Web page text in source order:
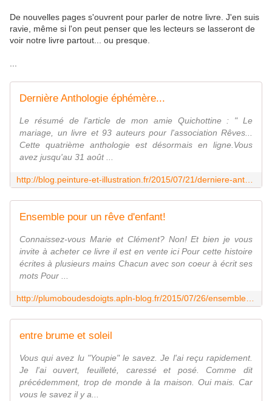
De nouvelles pages s'ouvrent pour parler de notre livre. J'en suis
ravie, même si l'on peut penser que les lecteurs se lasseront de
voir notre livre partout... ou presque.
Dernière Anthologie éphémère...
Le résumé de l'article de mon amie Quichottine : " Le
mariage, un livre et 93 auteurs pour l'association Rêves...
Cette quatrième anthologie est désormais en ligne.Vous
avez jusqu'au 31 août ...
Ensemble pour un rêve d'enfant!
Connaissez-vous Marie et Clément? Non! Et bien je vous
invite à acheter ce livre il est en vente ici Pour cette histoire
écrites à plusieurs mains Chacun avec son coeur à écrit ses
mots Pour ...
entre brume et soleil
Vous qui avez lu "Youpie" le savez. Je l'ai reçu rapidement.
Je l'ai ouvert, feuilleté, caressé et posé. Comme dit
précédemment, trop de monde à la maison. Oui mais. Car
vous le savez il y a...